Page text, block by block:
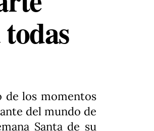
de los momentos
del mundo de
Santa de su